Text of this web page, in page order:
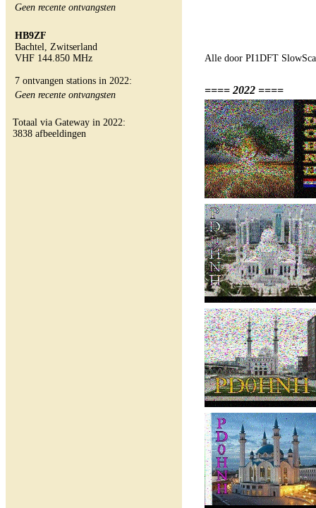
Geen recente ontvangsten
HB9ZF
Bachtel, Zwitserland
VHF 144.850 MHz
7 ontvangen stations in 2022:
Geen recente ontvangsten
Totaal via Gateway in 2022:
3838 afbeeldingen
Alle door PI1DFT
==== 2022 ====